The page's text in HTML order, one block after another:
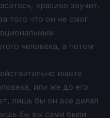
красиво звучит.
того что он не смог
человека, а потом
ищете
или же до его
лишь бы он все делал
бы вы сами были